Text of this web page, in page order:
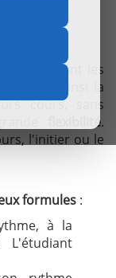
suivant les
offre ainsi la
cours, sans
flexibilité.
l'initier ou le
formules :
à la